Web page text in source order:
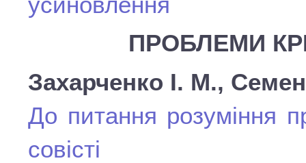
ПРОБЛЕМИ
Захарченко І. М.,
До питання розуміння
совісті